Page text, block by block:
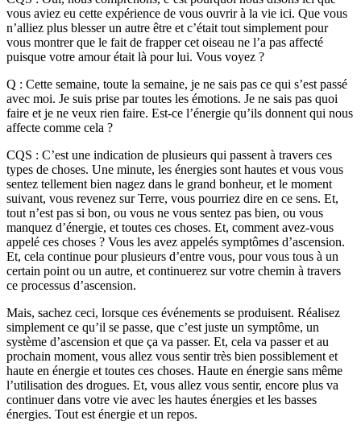
vous aviez eu cette expérience de vous ouvrir à la vie ici. Que vous
n’alliez plus blesser un autre être et c’était tout simplement pour
vous montrer que le fait de frapper cet oiseau ne l’a pas affecté
puisque votre amour était là pour lui. Vous voyez ?
Q : Cette semaine, toute la semaine, je ne sais pas ce qui s’est passé
avec moi. Je suis prise par toutes les émotions. Je ne sais pas quoi
faire et je ne veux rien faire. Est-ce l’énergie qu’ils donnent qui nous
affecte comme cela ?
CQS : C’est une indication de plusieurs qui passent à travers ces
types de choses. Une minute, les énergies sont hautes et vous vous
sentez tellement bien nagez dans le grand bonheur, et le moment
suivant, vous revenez sur Terre, vous pourriez dire en ce sens. Et,
tout n’est pas si bon, ou vous ne vous sentez pas bien, ou vous
manquez d’énergie, et toutes ces choses. Et, comment avez-vous
appelé ces choses ? Vous les avez appelés symptômes d’ascension.
Et, cela continue pour plusieurs d’entre vous, pour vous tous à un
certain point ou un autre, et continuerez sur votre chemin à travers
ce processus d’ascension.
Mais, sachez ceci, lorsque ces événements se produisent. Réalisez
simplement ce qu’il se passe, que c’est juste un symptôme, un
système d’ascension et que ça va passer. Et, cela va passer et au
prochain moment, vous allez vous sentir très bien possiblement et
haute en énergie et toutes ces choses. Haute en énergie sans même
l’utilisation des drogues. Et, vous allez vous sentir, encore plus va
continuer dans votre vie avec les hautes énergies et les basses
énergies. Tout est énergie et un repos.